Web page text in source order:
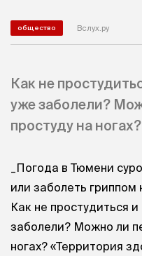
общество Вслух.ру
Как не
уже заболели?
простуду на ногах?
_Погода в Тюмени
или заболеть
Как не простудиться
заболели? Можно ли
ногах? «Территория